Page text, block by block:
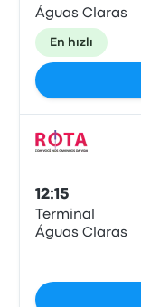
Águas Claras
En hızlı
12:15
Terminal
Águas Claras